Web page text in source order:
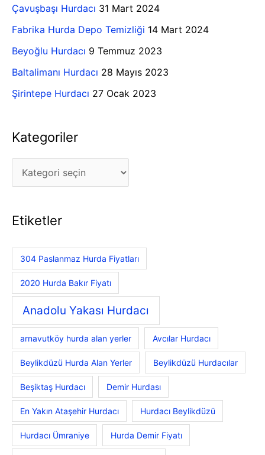
c
h
f
Çavuşbaşı Hurdacı 31 Mart 2024
Fabrika Hurda Depo Temizliği 14 Mart 2024
Beyoğlu Hurdacı 9 Temmuz 2023
Baltalimanı Hurdacı 28 Mayıs 2023
Şirintepe Hurdacı 27 Ocak 2023
Kategoriler
o
r
i
l
e
Etiketler
304 Paslanmaz Hurda Fiyatları
2020 Hurda Bakır Fiyatı
Anadolu Yakası Hurdacı
arnavutköy hurda alan yerler Avcılar Hurdacı
Beylikdüzü Hurda Alan Yerler Beylikdüzü Hurdacılar
Beşiktaş Hurdacı Demir Hurdası
En Yakın Ataşehir Hurdacı Hurdacı Beylikdüzü
Hurdacı Ümraniye Hurda Demir Fiyatı